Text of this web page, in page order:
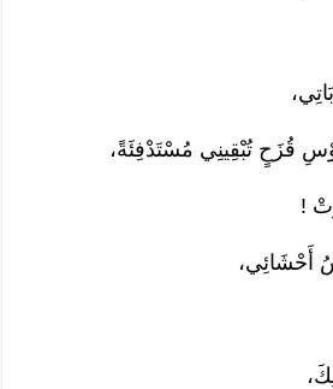
قُزَحٍ تُبْقِينِي مُسْتَدْفِئَةً،
!
أَحْشَائِي،